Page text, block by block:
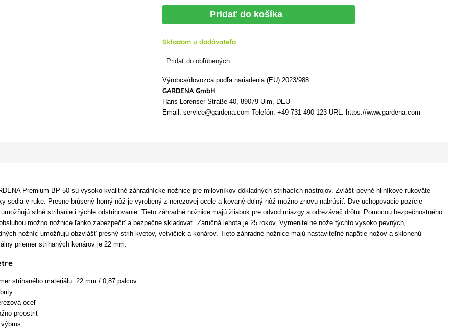
Pridať do košíka
Skladom u dodávateľa
Pridať do obľúbených
Výrobca/dovozca podľa nariadenia (EU) 2023/988
GARDENA GmbH
Hans-Lorenser-Straße 40, 89079 Ulm, DEU
Email: service@gardena.com Telefón: +49 731 490 123 URL: https://www.gardena.com
Premium BP 50 sú vysoko kvalitné záhradnícke nožnice pre milovníkov dôkladných strihacích nástrojov. Zvlášť pevné hliníkové rukoväte
sedia v ruke. Presne brúsený horný nôž je vyrobený z nerezovej ocele a kovaný dolný nôž možno znovu nabrúsiť. Dve uchopovacie pozície
silné strihanie i rýchle odstrihovanie. Tieto záhradné nožnice majú žliabok pre odvod miazgy a odrezávač drôtu. Pomocou bezpečnostného
možno nožnice ľahko zabezpečiť a bezpečne skladovať. Záručná lehota je 25 rokov. Vymeniteľné nože týchto vysoko pevných,
nožníc umožňujú obzvlášť presný strih kvetov, vetvičiek a konárov. Tieto záhradné nožnice majú nastaviteľné napätie nožov a sklonenú
priemer strihaných konárov je 22 mm.
strihaného materiálu: 22 mm / 0,87 palcov
oceľ
preostriť